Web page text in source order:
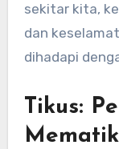
sekitar kita,
dan
dihadapi
Tikus: